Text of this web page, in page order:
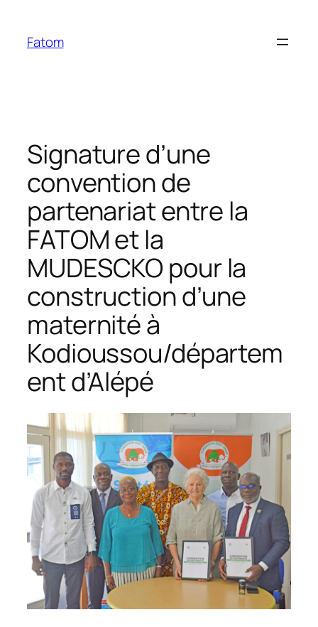
contenu
Fatom
Signature d’une
convention de
partenariat entre la
FATOM et la
MUDESCKO pour la
construction d’une
maternité à
Kodioussou/départem
ent d’Alépé